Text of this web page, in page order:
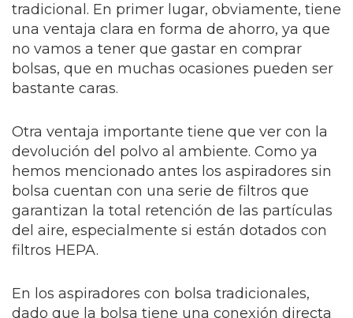
tradicional. En primer lugar, obviamente, tiene
una ventaja clara en forma de ahorro, ya que
no vamos a tener que gastar en comprar
bolsas, que en muchas ocasiones pueden ser
bastante caras.
Otra ventaja importante tiene que ver con la
devolución del polvo al ambiente. Como ya
hemos mencionado antes los aspiradores sin
bolsa cuentan con una serie de filtros que
garantizan la total retención de las partículas
del aire, especialmente si están dotados con
filtros HEPA.
En los aspiradores con bolsa tradicionales,
dado que la bolsa tiene una conexión directa